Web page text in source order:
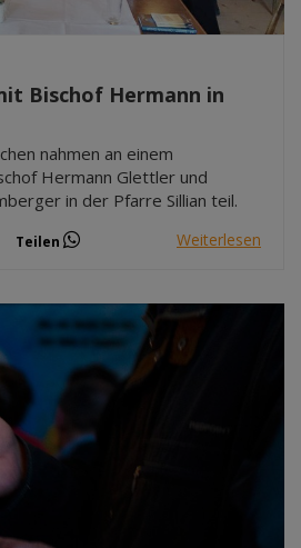
Bischof Hermann in
nahmen an einem
Hermann Glettler und
in der Pfarre Sillian teil.
Teilen Weiterlesen